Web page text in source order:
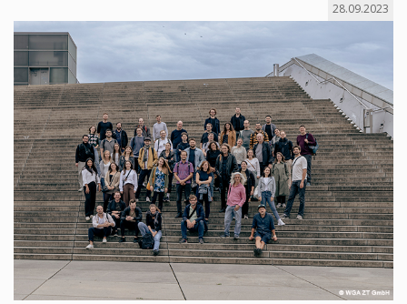
28.09.2023